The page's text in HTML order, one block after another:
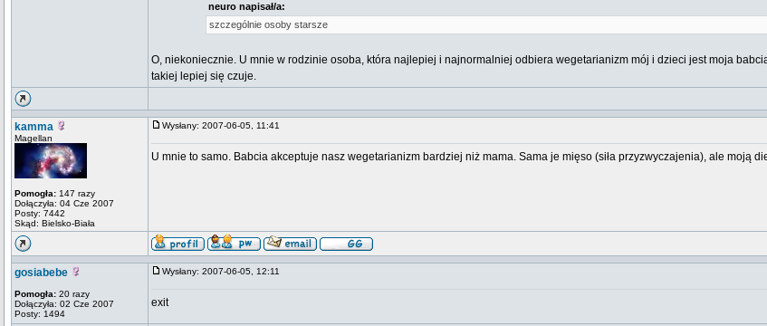
neuro napisał/a:
szczególnie osoby starsze
O, niekoniecznie. U mnie w rodzinie osoba, która najlepiej i najnormalniej odbiera wegetarianizm mój i dzieci jest moja
takiej lepiej się czuje.
kamma
Magellan
Pomogła: 147 razy
Dołączyła: 04 Cze 2007
Posty: 7442
Skąd: Bielsko-Biała
Wysłany: 2007-06-05, 11:41
U mnie to samo. Babcia akceptuje nasz wegetarianizm bardziej niż mama. Sama je mięso (siła przyzwyczajenia), ale moją
gosiabebe
Pomogła: 20 razy
Dołączyła: 02 Cze 2007
Posty: 1494
Wysłany: 2007-06-05, 12:11
exit